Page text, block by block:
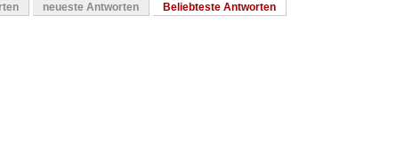
neueste Antworten Beliebteste Antworten